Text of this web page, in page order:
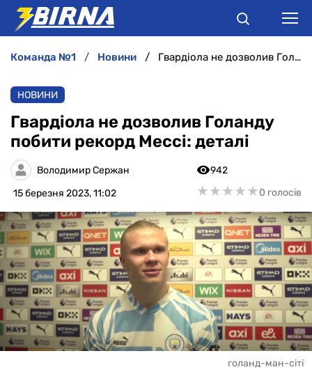
АНАЛІТИКА
ІНТЕРВ'Ю
РІЗНЕ
БУКМЕКЕРИ
команда №1 новини Гвардіола не дозволив Голанду побити рекорд Мессі: деталі
НОВИНИ
Гвардіола не дозволив Голанду
побити рекорд Мессі: деталі
Володимир Сержан
15 березня 2023, 11:02
942
★★★★★
★★★★★0 голосів
голанд-ман-сіті